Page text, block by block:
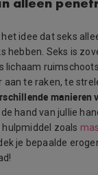
idee dat seks
hebben. Seks is
lichaam ruimschoots
aan te raken, te
manieren
hand van jullie
zoals
je bepaalde